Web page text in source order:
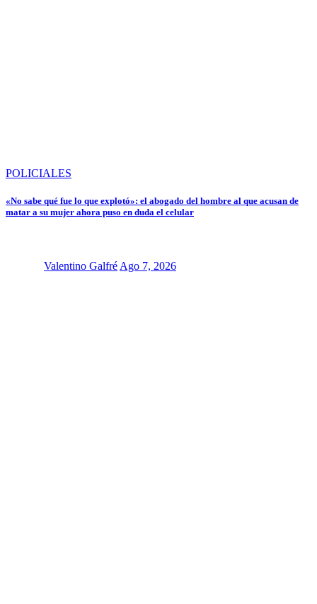
POLICIALES
«No sabe qué fue lo que explotó»: el abogado del hombre al que acusan de
matar a su mujer ahora puso en duda el celular
Valentino Galfré Ago 7, 2026